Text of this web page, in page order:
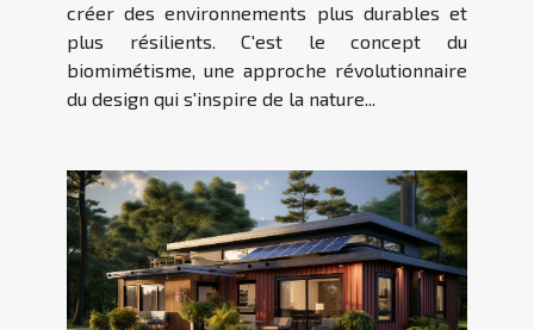
créer des environnements plus durables et
plus résilients. C'est le concept du
biomimétisme, une approche révolutionnaire
du design qui s'inspire de la nature...